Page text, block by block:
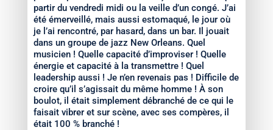
partir du vendredi midi ou la veille d’un congé. J’ai
été émerveillé, mais aussi estomaqué, le jour où
je l’ai rencontré, par hasard, dans un bar. Il jouait
dans un groupe de jazz New Orleans. Quel
musicien ! Quelle capacité d’improviser ! Quelle
énergie et capacité à la transmettre ! Quel
leadership aussi ! Je n’en revenais pas ! Difficile de
croire qu’il s’agissait du même homme ! À son
boulot, il était simplement débranché de ce qui le
faisait vibrer et sur scène, avec ses compères, il
était 100 % branché !